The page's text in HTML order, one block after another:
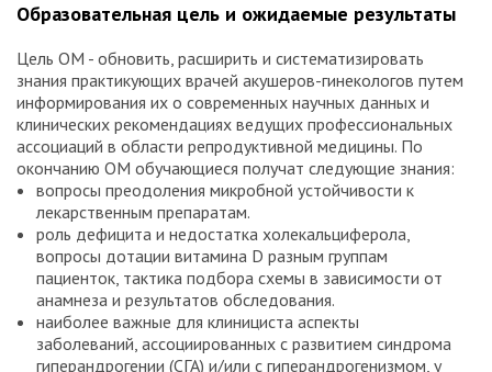
Образовательная цель и ожидаемые результаты
Цель ОМ - обновить, расширить и систематизировать
знания практикующих врачей акушеров-гинекологов путем
информирования их о современных научных данных и
клинических рекомендациях ведущих профессиональных
ассоциаций в области репродуктивной медицины. По
окончанию ОМ обучающиеся получат следующие знания:
вопросы преодоления микробной устойчивости к
лекарственным препаратам.
роль дефицита и недостатка холекальциферола,
вопросы дотации витамина D разным группам
пациенток, тактика подбора схемы в зависимости от
анамнеза и результатов обследования.
наиболее важные для клинициста аспекты
заболеваний, ассоциированных с развитием синдрома
гиперандрогении (СГА) и/или с гиперандрогенизмом, у